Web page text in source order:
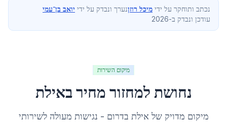
נכתב ותוחקר על ידי מיכל רוזןנערך ונבדק על ידי יואב בן־עמי
עודכן ונבדק ב-2026
מיקום השירות
נחושת למחזור מחירבאילת
מיקום מדויק של אילת בדרום - נגישות מעולה לשירותי